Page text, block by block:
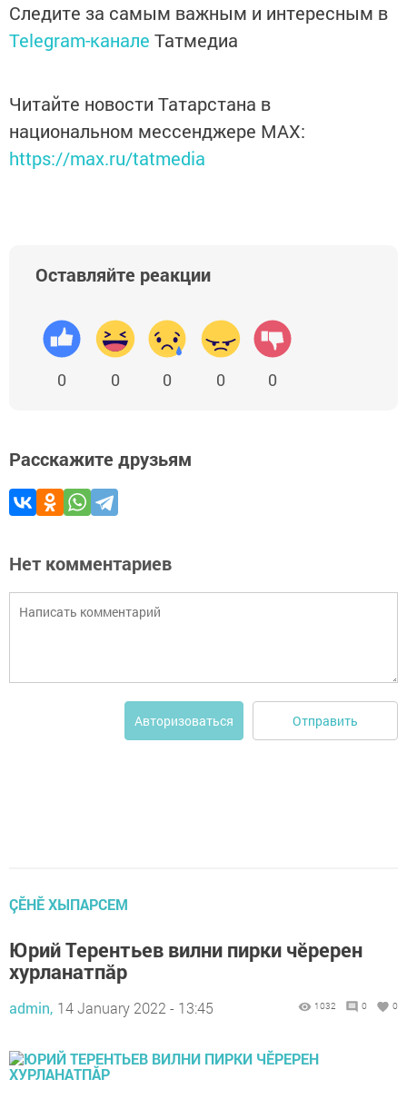
Следите за самым важным и интересным в
Telegram-канале Татмедиа
Читайте новости Татарстана в
национальном мессенджере MАХ:
https://max.ru/tatmedia
Оставляйте реакции
0 0 0 0 0
Расскажите друзьям
Нет комментариев
Авторизоваться Отправить
ÇӖНӖ ХЫПАРСЕМ
Юрий Терентьев вилни пирки чӗререн
хурланатпăр
admin, 14 January 2022 - 13:45 1032 0 0